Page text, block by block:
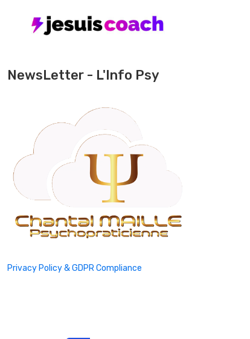
NewsLetter - L'Info Psy
Privacy Policy & GDPR Compliance